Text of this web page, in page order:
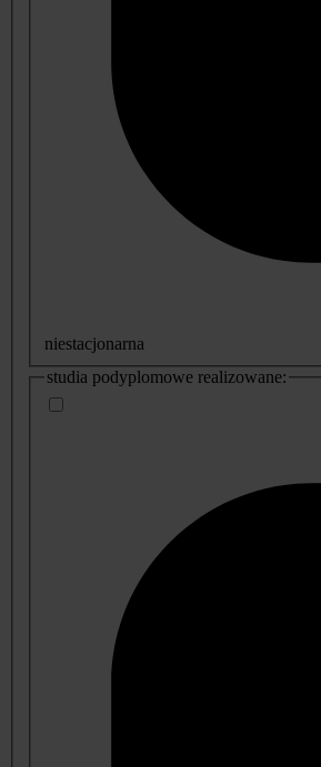
niestacjonarna
studia podyplomowe realizowane: